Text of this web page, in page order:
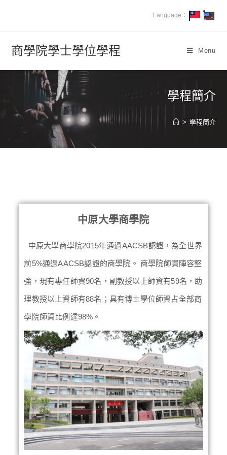
Language：
商學院學士學位學程 Menu
學程簡介
> 學程簡介
中原大學商學院
中原大學商學院2015年通過AACSB認證，為全世界
前5%通過AACSB認證的商學院。 商學院師資陣容堅
強，現有專任師資90名，副教授以上師資有59名，助
理教授以上資師有88名；具有博士學位師資占全部商
學院師資比例達98%。